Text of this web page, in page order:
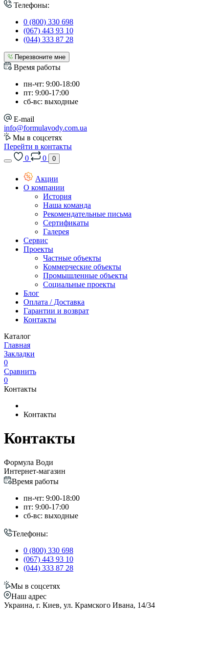
Телефоны:
0 (800) 330 698
(067) 443 93 10
(044) 333 87 28
Перезвоните мне
Время работы
пн-чт: 9:00-18:00
пт: 9:00-17:00
сб-вс: выходные
E-mail
info@formulavody.com.ua
Мы в соцсетях
Перейти в контакты
0
0 0
Акции
О компании
История
Наша команда
Рекомендательные письма
Сертификаты
Галерея
Сервис
Проекты
Частные объекты
Коммерческие объекты
Промышленные объекты
Социальные проекты
Блог
Оплата / Доставка
Гарантии и возврат
Контакты
Каталог
Главная
Закладки
0
Сравнить
0
Контакты
Контакты
Контакты
Формула Води
Интернет-магазин
Время работы
пн-чт: 9:00-18:00
пт: 9:00-17:00
сб-вс: выходные
Телефоны:
0 (800) 330 698
(067) 443 93 10
(044) 333 87 28
Мы в соцсетях
Наш адрес
Украина, г. Киев, ул. Крамского Ивана, 14/34